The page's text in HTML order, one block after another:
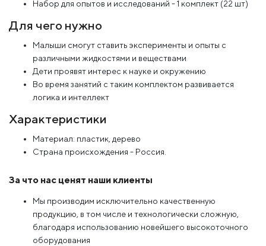
Набор для опытов и исследований - 1 комплект (22 шт)
Для чего нужно
Малыши смогут ставить эксперименты и опыты с
различными жидкостями и веществами
Дети проявят интерес к науке и окружению
Во время занятий с таким комплектом развивается
логика и интеллект
Характеристики
Материал: пластик, дерево
Страна происхождения - Россия.
За что нас ценят наши клиенты
Мы производим исключительно качественную
продукцию, в том числе и технологически сложную,
благодаря использованию новейшего высокоточного
оборудования